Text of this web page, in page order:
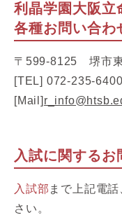
利晶学園大阪立
各種お問い合わ
〒599-8125 堺市
[TEL] 072-235-
[Mail]
入試に関するお
入試部 まで上記電
さい。